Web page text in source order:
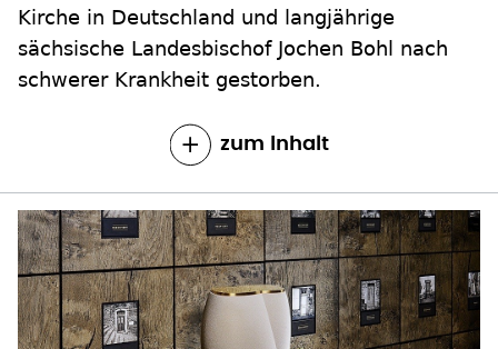
Kirche in Deutschland und langjährige
sächsische Landesbischof Jochen Bohl nach
schwerer Krankheit gestorben.
zum Inhalt